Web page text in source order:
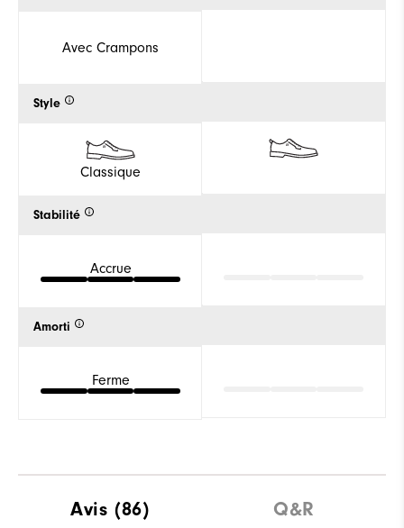
Avec Crampons
Style
Classique
Stabilité
Accrue
Amorti
Ferme
Avis (86) Q&R